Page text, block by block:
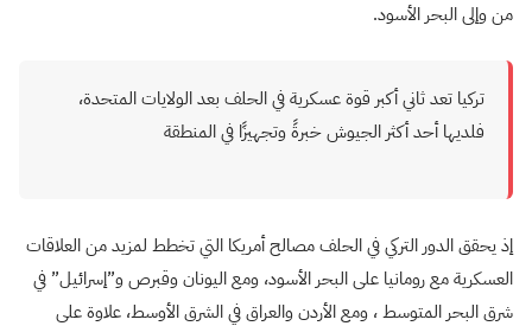
من وإلى البحر الأسود.
تركيا تعد ثاني أكبر قوة عسكرية في الحلف بعد الولايات المتحدة،
فلديها أحد أكثر الجيوش خبرةً وتجهيزًا في المنطقة
إذ يحقق الدور التركي في الحلف مصالح أمريكا التي تخطط لمزيد من العلاقات
العسكرية مع رومانيا على البحر الأسود، ومع اليونان وقبرص و”إسرائيل” في
شرق البحر المتوسط ​​، ومع الأردن والعراق في الشرق الأوسط، علاوة على